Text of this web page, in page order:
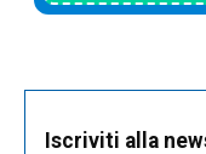
Iscriviti alla